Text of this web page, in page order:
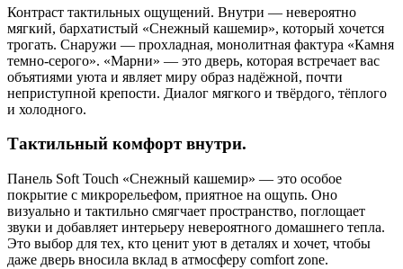
Контраст тактильных ощущений. Внутри — невероятно
мягкий, бархатистый «Снежный кашемир», который хочется
трогать. Снаружи — прохладная, монолитная фактура «Камня
темно-серого». «Марни» — это дверь, которая встречает вас
объятиями уюта и являет миру образ надёжной, почти
неприступной крепости. Диалог мягкого и твёрдого, тёплого
и холодного.
Тактильный комфорт внутри.
Панель Soft Touch «Снежный кашемир» — это особое
покрытие с микрорельефом, приятное на ощупь. Оно
визуально и тактильно смягчает пространство, поглощает
звуки и добавляет интерьеру невероятного домашнего тепла.
Это выбор для тех, кто ценит уют в деталях и хочет, чтобы
даже дверь вносила вклад в атмосферу comfort zone.